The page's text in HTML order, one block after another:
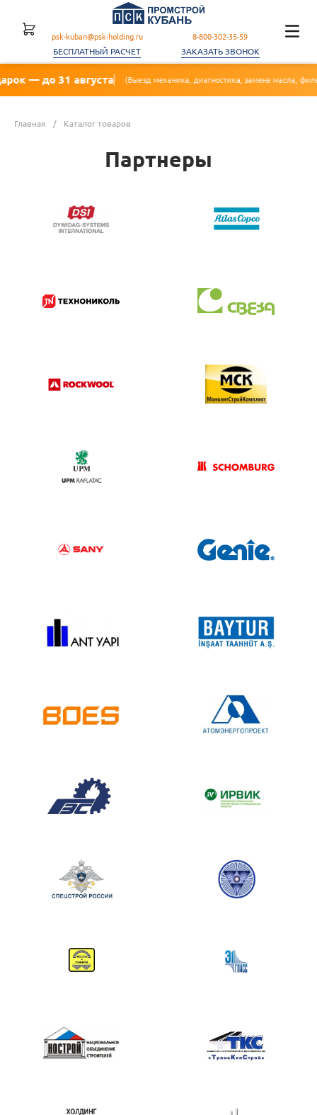
31 августа (Выезд механика, диагностика, замена масла, фильтра)🔥
psk-kuban@psk-holding.ru
БЕСПЛАТНЫЙ РАСЧЕТ
8-800-302-35-59
ЗАКАЗАТЬ ЗВОНОК
Главная / Каталог товаров
Партнеры